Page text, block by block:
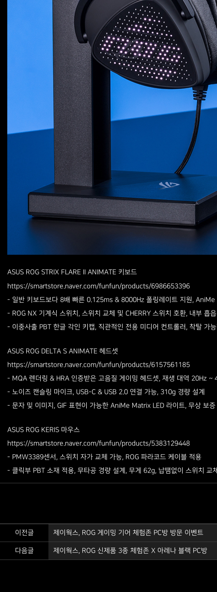
ASUS ROG STRIX FLARE II ANIMATE 키보드
https://smartstore.naver.com/funfun/products/6986653396
- 일반 키보드보다 8배 빠른 0.125ms & 8000Hz 폴링레이트 지원,
- ROG NX 기계식 스위치, 스위치 교체 및 CHERRY 스위치 호환, 내부 흡
- 이중사출 PBT 한글 각인 키캡, 직관적인 전용 미디어 컨트롤러, 착탈 가
ASUS ROG DELTA S ANIMATE 헤드셋
https://smartstore.naver.com/funfun/products/6157561185
- MQA 렌더링 & HRA 인증받은 고음질 게이밍 헤드셋, 재생 대역 20Hz ~
- 노이즈 캔슬링 마이크, USB-C & USB 2.0 연결 가능, 310g 경량 설계
- 문자 및 이미지, GIF 표현이 가능한 AniMe Matrix LED 라이트, 무상 보
ASUS ROG KERIS 마우스
https://smartstore.naver.com/funfun/products/5383129448
- PMW3389센서, 스위치 자가 교체 가능, ROG 파라코드 케이블 적용
- 클릭부 PBT 소재 적용, 무타공 경량 설계, 무게 62g, 납땜없이 스위치 교
이전글 제이웍스, ROG 게이밍 기어 체험존 PC방 방문 이벤트
다음글 제이웍스, ROG 신제품 3종 체험존 X 아레나 블랙 PC방